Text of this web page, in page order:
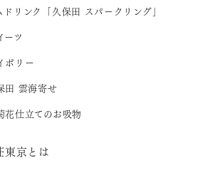
ドリンク「久保田 スパークリング」
ツ
リー
雲海寄せ
花仕立てのお吸物
東京とは